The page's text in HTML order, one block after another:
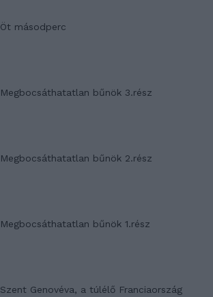
Öt másodperc
Megbocsáthatatlan bűnök 3.rész
Megbocsáthatatlan bűnök 2.rész
Megbocsáthatatlan bűnök 1.rész
Szent Genovéva, a túlélő Franciaország